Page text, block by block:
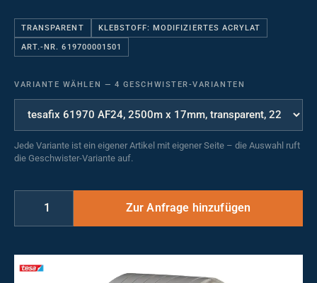
TRANSPARENT KLEBSTOFF: MODIFIZIERTES ACRYLAT
ART.-NR. 619700001501
VARIANTE WÄHLEN — 4 GESCHWISTER-VARIANTEN
Jede Variante ist ein eigener Artikel mit eigener Seite – die Auswahl ruft
die Geschwister-Variante auf.